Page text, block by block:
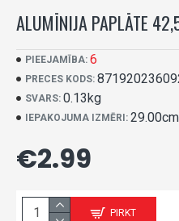
ALUMĪNIJA PAPLĀTE
PIEEJAMĪBA: 6
PRECES KODS:
SVARS: 0.13kg
IEPAKOJUMA IZMĒRI:
€2.99
PIRKT